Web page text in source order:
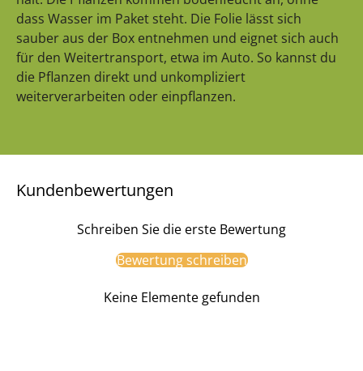
dass Wasser im Paket steht. Die Folie lässt sich
sauber aus der Box entnehmen und eignet sich auch
für den Weitertransport, etwa im Auto. So kannst du
die Pflanzen direkt und unkompliziert
weiterverarbeiten oder einpflanzen.
Kundenbewertungen
Schreiben Sie die erste Bewertung
Bewertung schreiben
Keine Elemente gefunden